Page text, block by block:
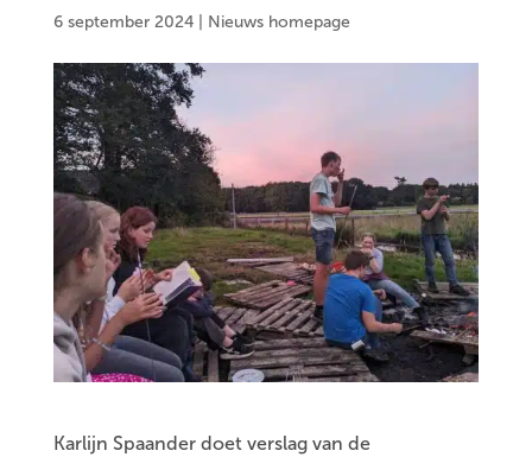
6 september 2024 Nieuws homepage
Karlijn Spaander doet verslag van de